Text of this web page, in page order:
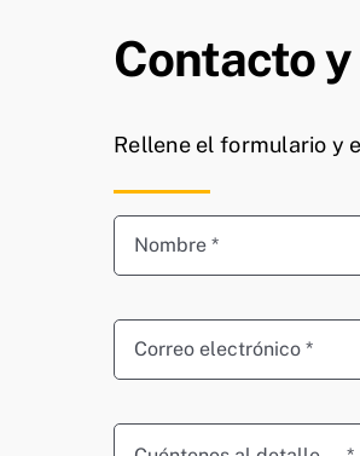
Contacto
Rellene el formulario y